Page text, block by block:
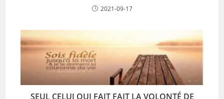
2021-09-17
SEUL CELUI QUI FAIT FAIT LA VOLONTÉ DE